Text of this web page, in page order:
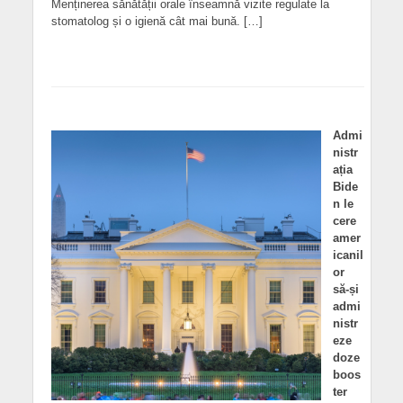
Menținerea sănătății orale înseamnă vizite regulate la
stomatolog și o igienă cât mai bună. […]
Admi
nistr
ația
Bide
n le
cere
amer
icanil
or
să-și
admi
nistr
eze
doze
boos
ter